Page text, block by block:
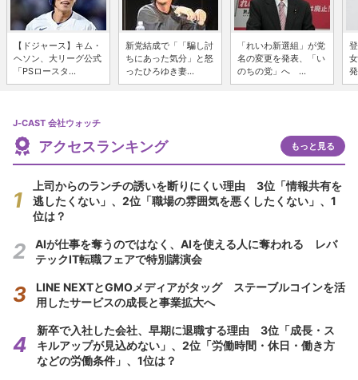
【ドジャース】キム・
ヘソン、大リーグ公式
「PSロースタ...
新党結成で「「騙し討
ちにあった気分」と怒
ったひろゆき妻...
「れいわ新選組」が党
名の変更を発表、「い
のちの党」へ ...
J-CAST 会社ウォッチ
アクセスランキング もっと見る
上司からのランチの誘いを断りにくい理由 3位「情報共有を
逃したくない」、2位「職場の雰囲気を悪くしたくない」、1
位は？
AIが仕事を奪うのではなく、AIを使える人に奪われる レバ
テックIT転職フェアで特別講演会
LINE NEXTとGMOメディアがタッグ ステーブルコインを活
用したサービスの成長と事業拡大へ
新卒で入社した会社、早期に退職する理由 3位「成長・ス
キルアップが見込めない」、2位「労働時間・休日・働き方
などの労働条件」、1位は？